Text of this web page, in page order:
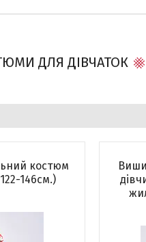
ДЛЯ ДІВЧАТОК
костюм
146см.)